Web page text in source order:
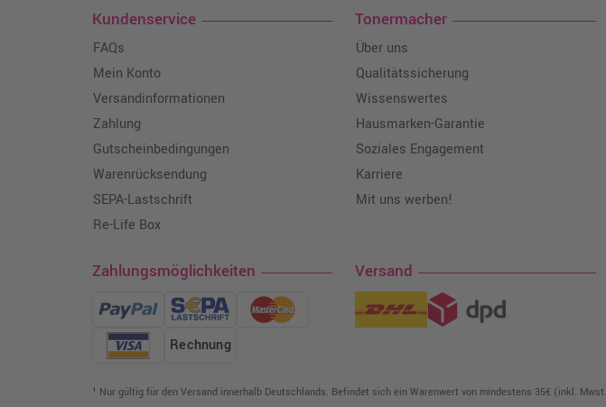
Kundenservice
FAQs
Mein Konto
Versandinformationen
Zahlung
Gutscheinbedingungen
Warenrücksendung
SEPA-Lastschrift
Re-Life Box
Tonermacher
Über uns
Qualitätssicherung
Wissenswertes
Hausmarken-Garantie
Soziales Engagement
Karriere
Mit uns werben!
Zahlungsmöglichkeiten
Rechnung
Versand
¹ Nur gültig für den Versand innerhalb Deutschlands. Befindet sich ein Warenwert von mindestens 35€ (inkl.